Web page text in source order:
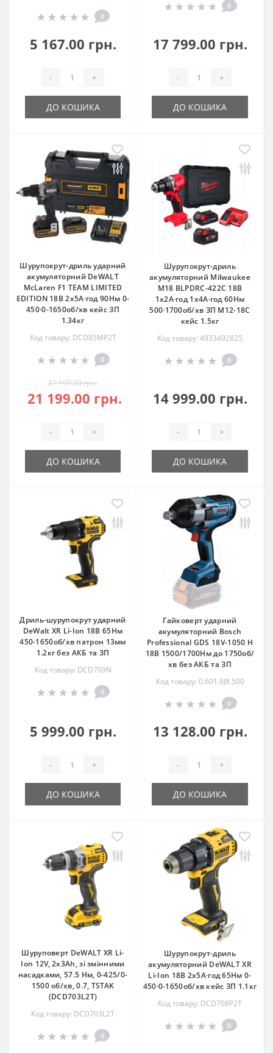
0
5 167.00 грн.
- +
ДО КОШИКА
0
17 799.00 грн.
- +
ДО КОШИКА
Шурупокрут-дриль ударний
акумуляторний DeWALT
McLaren F1 TEAM LIMITED
EDITION 18В 2х5А·год 90Нм 0-
450·0-1650об/хв кейс ЗП
1.34кг
Код товару: DCD85MP2T
0
21 199.00 грн.
21 199.00 грн.
- +
ДО КОШИКА
Шурупокрут-дриль
акумуляторний Milwaukee
М18 BLPDRC-422С 18В
1х2А·год 1х4А·год 60Нм
500·1700об/хв ЗП M12-18C
кейс 1.5кг
Код товару: 4933492825
0
14 999.00 грн.
- +
ДО КОШИКА
Дриль-шурупокрут ударний
DeWalt XR Li-Ion 18В 65Нм
450-1650об/хв патрон 13мм
1.2кг без АКБ та ЗП
Код товару: DCD709N
0
5 999.00 грн.
- +
ДО КОШИКА
Гайковерт ударний
акумуляторний Bosch
Professional GDS 18V-1050 H
18В 1500/1700Нм до 1750об/
хв без АКБ та ЗП
Код товару: 0.601.9J8.500
0
13 128.00 грн.
- +
ДО КОШИКА
Шуруповерт DeWALT XR Li-
Ion 12V, 2x3Ah, зі змінними
насадками, 57.5 Нм, 0-425/0-
1500 об/хв, 0.7, TSTAK
(DCD703L2T)
Код товару: DCD703L2T
0
Шурупокрут-дриль
акумуляторний DeWALT XR
Li-Ion 18В 2х5А·год 65Нм 0-
450·0-1650об/хв кейс ЗП 1.1кг
Код товару: DCD708P2T
0